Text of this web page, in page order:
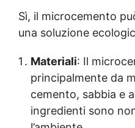
Sì, il microcemento
una soluzione
Materiali: Il
principalmente da
cemento, sabbia e
ingredienti sono